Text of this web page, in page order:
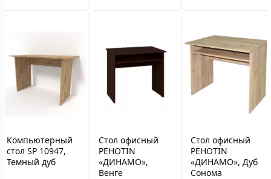
Компьютерный
стол SP 10947,
Темный дуб
Стол офисный
PEHOTIN
«ДИНАМО»,
Венге
Стол офисный
PEHOTIN
«ДИНАМО», Дуб
Сонома